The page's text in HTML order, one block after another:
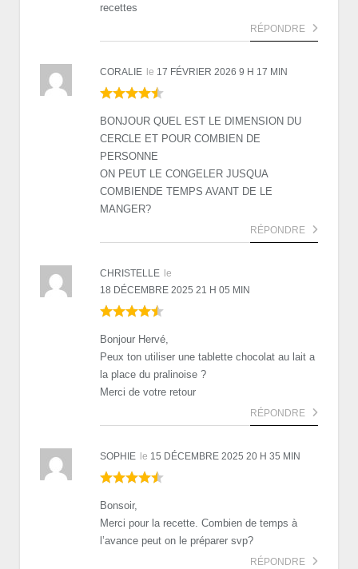
recettes
RÉPONDRE
CORALIE le 17 FÉVRIER 2026 9 H 17 MIN
BONJOUR QUEL EST LE DIMENSION DU
CERCLE ET POUR COMBIEN DE
PERSONNE
ON PEUT LE CONGELER JUSQUA
COMBIENDE TEMPS AVANT DE LE
MANGER?
RÉPONDRE
CHRISTELLE le
18 DÉCEMBRE 2025 21 H 05 MIN
Bonjour Hervé,
Peux ton utiliser une tablette chocolat au lait a
la place du pralinoise ?
Merci de votre retour
RÉPONDRE
SOPHIE le 15 DÉCEMBRE 2025 20 H 35 MIN
Bonsoir,
Merci pour la recette. Combien de temps à
l’avance peut on le préparer svp?
RÉPONDRE